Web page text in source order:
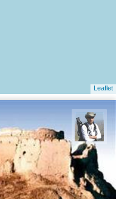
Leaflet
بابک گنجی‌زاده طاری